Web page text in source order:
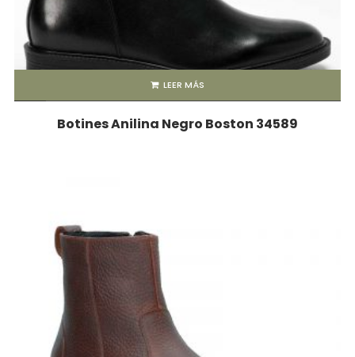
LEER MÁS
Botines Anilina Negro Boston 34589